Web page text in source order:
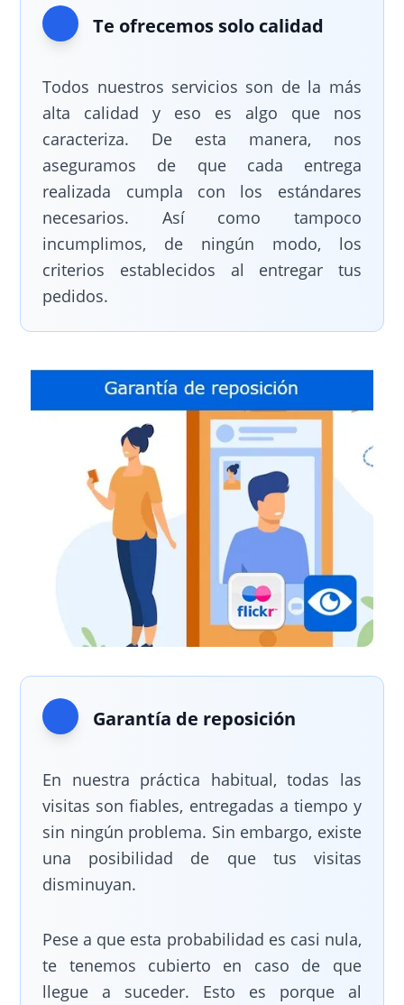
Te ofrecemos solo calidad
Todos nuestros servicios son de la más
alta calidad y eso es algo que nos
caracteriza. De esta manera, nos
aseguramos de que cada entrega
realizada cumpla con los estándares
necesarios. Así como tampoco
incumplimos, de ningún modo, los
criterios establecidos al entregar tus
pedidos.
Garantía de reposición
En nuestra práctica habitual, todas las
visitas son fiables, entregadas a tiempo y
sin ningún problema. Sin embargo, existe
una posibilidad de que tus visitas
disminuyan.
Pese a que esta probabilidad es casi nula,
te tenemos cubierto en caso de que
llegue a suceder. Esto es porque al